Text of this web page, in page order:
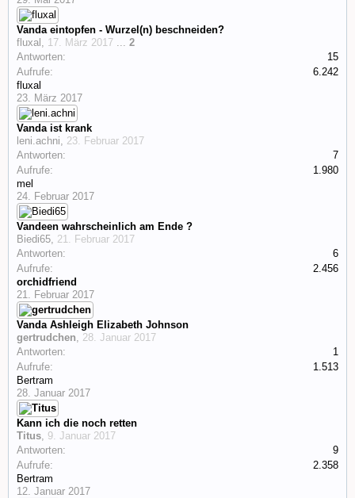
Vanda eintopfen - Wurzel(n) beschneiden?
fluxal , 17. März 2017 ... 2
Antworten:
15
Aufrufe:
6.242
fluxal
23. März 2017
Vanda ist krank
leni.achni, 23. Februar 2017
Antworten:
7
Aufrufe:
1.980
mel
24. Februar 2017
Vandeen wahrscheinlich am Ende ?
Biedi65, 21. Februar 2017
Antworten:
6
Aufrufe:
2.456
orchidfriend
21. Februar 2017
Vanda Ashleigh Elizabeth Johnson
gertrudchen, 28. Januar 2017
Antworten:
1
Aufrufe:
1.513
Bertram
28. Januar 2017
Kann ich die noch retten
Titus, 9. Januar 2017
Antworten:
9
Aufrufe:
2.358
Bertram
12. Januar 2017